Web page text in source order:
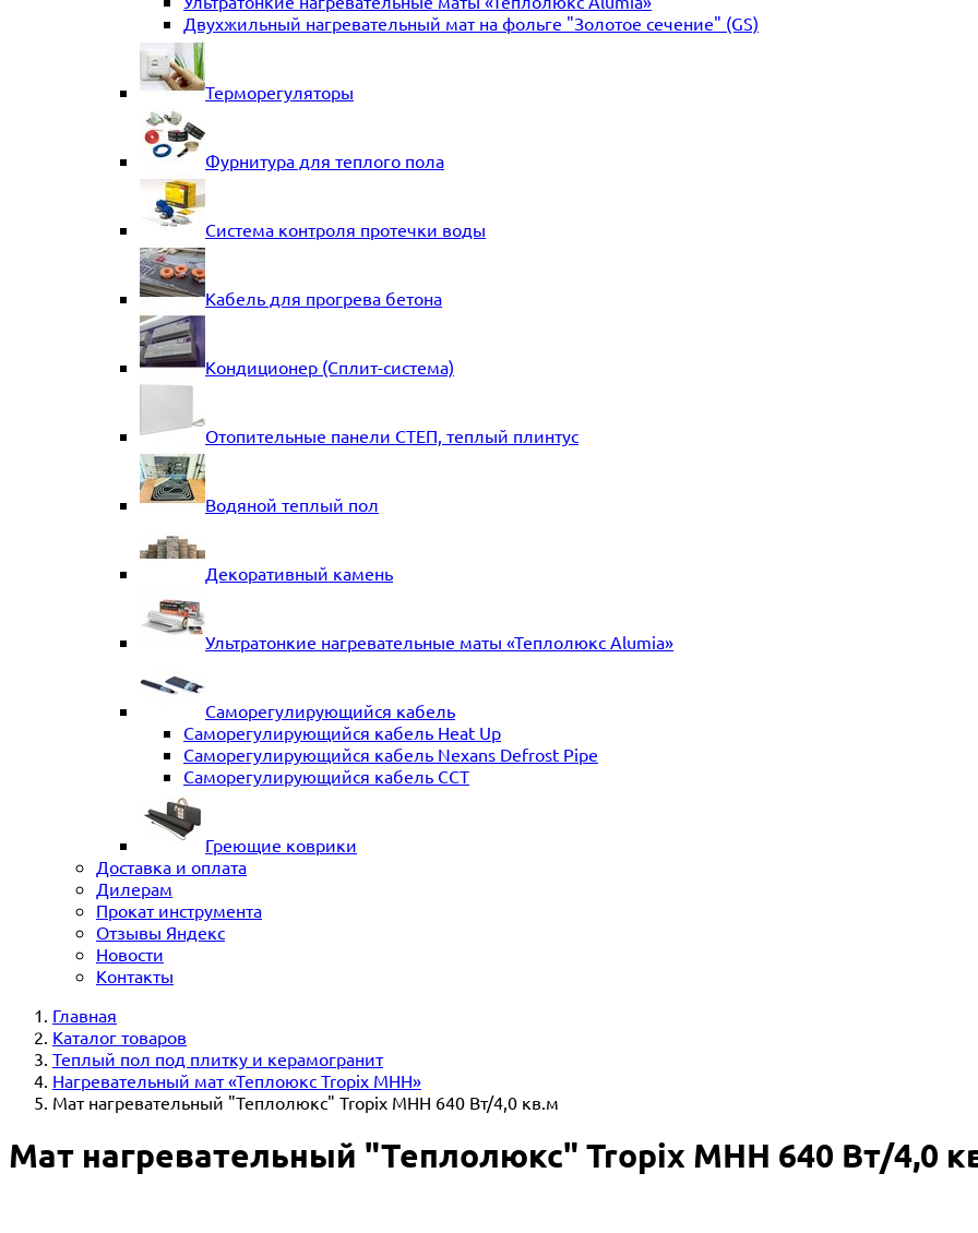
Двухжильный нагревательный мат на фольге "Золотое сечение" (GS)
Терморегуляторы
Фурнитура для теплого пола
Система контроля протечки воды
Кабель для прогрева бетона
Кондиционер (Сплит-система)
Отопительные панели СТЕП, теплый плинтус
Водяной теплый пол
Декоративный камень
Ультратонкие нагревательные маты «Теплолюкс Alumia»
Саморегулирующийся кабель
Саморегулирующийся кабель Heat Up
Саморегулирующийся кабель Nexans Defrost Pipe
Саморегулирующийся кабель ССТ
Греющие коврики
Доставка и оплата
Дилерам
Прокат инструмента
Отзывы Яндекс
Новости
Контакты
Главная
Каталог товаров
Теплый пол под плитку и керамогранит
Нагревательный мат «Теплоюкс Tropix MHH»
Мат нагревательный "Теплолюкс" Tropix МНН 640 Вт/4,0 кв.м
Мат нагревательный "Теплолюкс" Tropix МНН 640 Вт/4,0